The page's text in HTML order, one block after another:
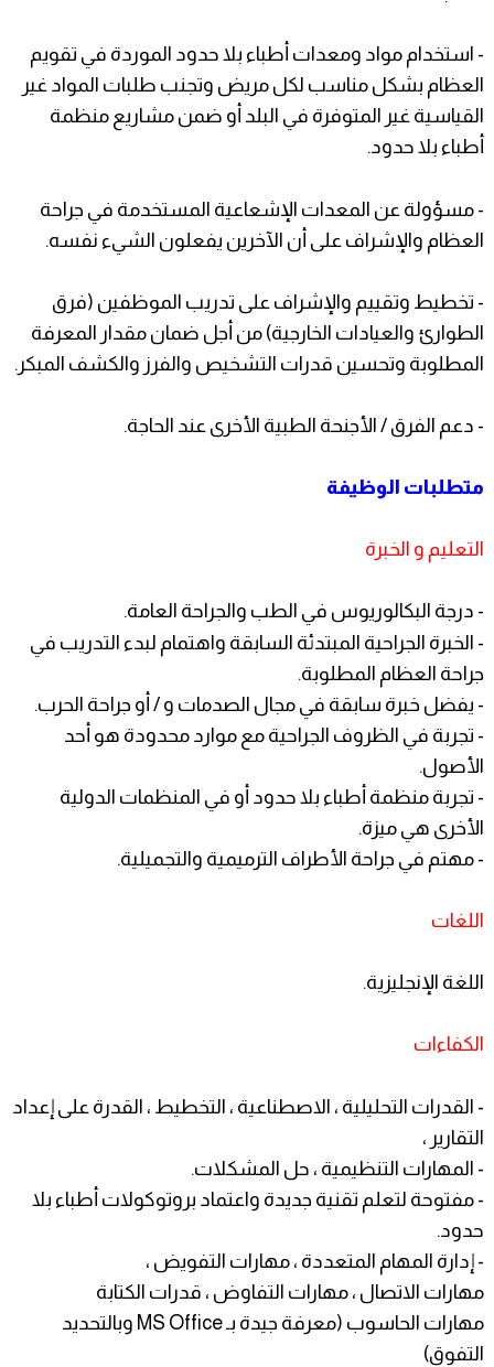
- استخدام مواد ومعدات أطباء بلا حدود الموردة في تقويم
العظام بشكل مناسب لكل مريض وتجنب طلبات المواد غير
القياسية غير المتوفرة في البلد أو ضمن مشاريع منظمة
أطباء بلا حدود.
- مسؤولة عن المعدات الإشعاعية المستخدمة في جراحة
العظام والإشراف على أن الآخرين يفعلون الشيء نفسه.
- تخطيط وتقييم والإشراف على تدريب الموظفين (فرق
الطوارئ والعيادات الخارجية) من أجل ضمان مقدار المعرفة
المطلوبة وتحسين قدرات التشخيص والفرز والكشف المبكر.
- دعم الفرق / الأجنحة الطبية الأخرى عند الحاجة.
متطلبات الوظيفة
التعليم و الخبرة
- درجة البكالوريوس في الطب والجراحة العامة.
- الخبرة الجراحية المبتدئة السابقة واهتمام لبدء التدريب في
جراحة العظام المطلوبة.
- يفضل خبرة سابقة في مجال الصدمات و / أو جراحة الحرب.
- تجربة في الظروف الجراحية مع موارد محدودة هو أحد
الأصول.
- تجربة منظمة أطباء بلا حدود أو في المنظمات الدولية
الأخرى هي ميزة.
- مهتم في جراحة الأطراف الترميمية والتجميلية.
اللغات
اللغة الإنجليزية.
الكفاءات
- القدرات التحليلية ، الاصطناعية ، التخطيط ، القدرة على إعداد
التقارير ،
- المهارات التنظيمية ، حل المشكلات.
- مفتوحة لتعلم تقنية جديدة واعتماد بروتوكولات أطباء بلا
حدود.
- إدارة المهام المتعددة ، مهارات التفويض ،
مهارات الاتصال ، مهارات التفاوض ، قدرات الكتابة
مهارات الحاسوب (معرفة جيدة بـ MS Office وبالتحديد
التفوق)